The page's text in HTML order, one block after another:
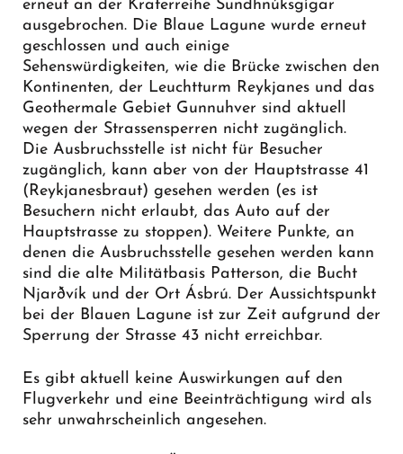
erneut an der Kraterreihe Sundhnúksgígar
ausgebrochen. Die Blaue Lagune wurde erneut
geschlossen und auch einige
Sehenswürdigkeiten, wie die Brücke zwischen den
Kontinenten, der Leuchtturm Reykjanes und das
Geothermale Gebiet Gunnuhver sind aktuell
wegen der Strassensperren nicht zugänglich.
Die Ausbruchsstelle ist nicht für Besucher
zugänglich, kann aber von der Hauptstrasse 41
(Reykjanesbraut) gesehen werden (es ist
Besuchern nicht erlaubt, das Auto auf der
Hauptstrasse zu stoppen). Weitere Punkte, an
denen die Ausbruchsstelle gesehen werden kann
sind die alte Militätbasis Patterson, die Bucht
Njarðvík und der Ort Ásbrú. Der Aussichtspunkt
bei der Blauen Lagune ist zur Zeit aufgrund der
Sperrung der Strasse 43 nicht erreichbar.
Es gibt aktuell keine Auswirkungen auf den
Flugverkehr und eine Beeinträchtigung wird als
sehr unwahrscheinlich angesehen.